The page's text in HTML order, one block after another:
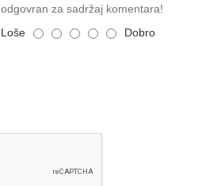
odgovran za sadržaj komentara!
Loše Dobro